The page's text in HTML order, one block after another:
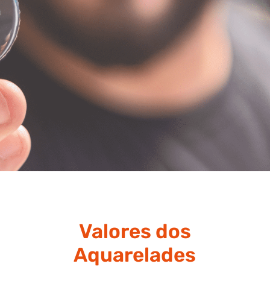
Valores dos
Aquarelades